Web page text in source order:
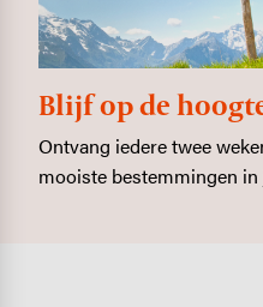
Blijf op de
Ontvang iedere twee
mooiste bestemmingen